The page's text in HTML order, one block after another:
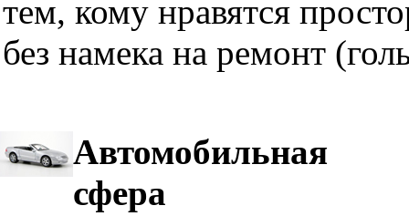
тем, кому нравятся
без намека на ремонт
Автомобильная
сфера